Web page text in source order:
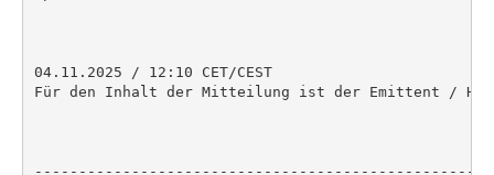
04.11.2025 / 12:10 CET/CEST
Für den Inhalt der Mitteilung ist der Emittent /